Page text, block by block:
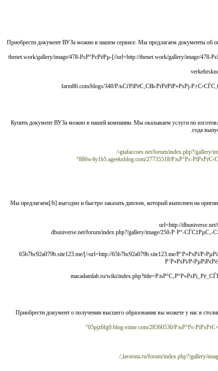
Приобрести документ ВУЗа можно в нашем сервисе. Мы предлагаем документы
[url=http://thenet.work/gallery/image/478-РєР°РєРёРµ-РёРЅС‚РµСЂРЅРµС‚-РјР°РіР°Р·РёРЅС‹-СЃ-РґРѕРєСѓРјРµРЅС‚Р°РјРё-РЅР°-С‚РµРєСѓС‰РёР№-РґРµРЅСЊ-РµСЃС‚СЊ//]thenet.work/gallery/image/478-РєР°РєРёРµ-
Купить документ ВУЗа можно в нашей компании. Мы оказываем услуги по
года
gtafaccoes.net/forum/index.php?/
886w4y1b5.ageeksblog.com/27735518/РљР°Рє-
[b]Мы предлагаем[/b] выгодно и быстро заказать диплом, который выполнен на
[url=http://
[url=http://65b7bc92a079b.site123.me/Р‘Р»РѕРі/Р›РµРіРєРёР№-РїРѕРёСЃРє-РѕРЅР»Р°Р№РЅ-РјР°РіР°Р·РёРЅР°-СЂРµР°Р»РёР·СѓСЋС‰РµРіРѕ-РґРёРїР»РѕРјС‹-Рё-Р°С‚С‚РµСЃС‚Р°С‚С‹/]65b7bc92a079b.site123.me/
Р‘Р»РѕРі/
РјР°РіР°Р·РёРЅРµ._РџСЂРёРѕР±СЂРµС‚Р°РµРј_Р°С‚С‚РµСЃС‚Р°С‚/]macadamlab.ru/wiki/
Приобрести документ о получении высшего образования вы можете у нас в
05pjz6fg0.blog-ezine.com/28360530/РљР°Рє-
lavienta.ru/forum/index.php?/gallery/